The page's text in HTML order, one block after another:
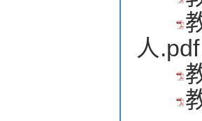
人.pdf